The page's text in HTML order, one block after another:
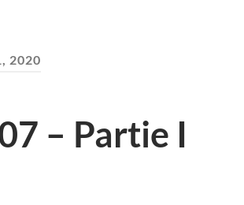
2020
– Partie I